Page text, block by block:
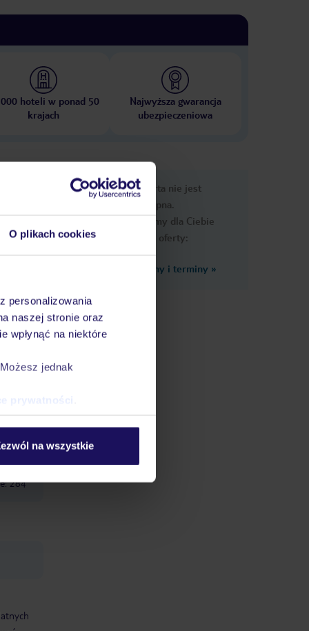
O plikach cookies
personalizowania
naszej stronie oraz
wpłynąć na niektóre
jednak
prywatności
na wszystkie
hoteli w ponad 50
krajach
Najwyższa gwarancja
ubezpieczeniowa
i
284
Ups, ta oferta nie jest
dostępna.
Przygotowaliśmy dla Ciebie
podobne oferty:
Zobacz inne ceny i terminy »